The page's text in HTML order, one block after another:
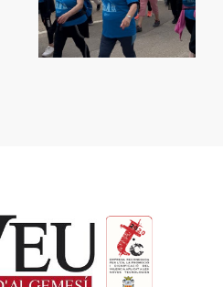
Què fem amb el
bàsquet?